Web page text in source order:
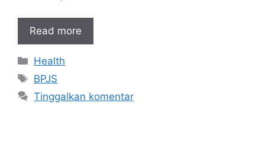
Read more
Kategori
Health
Tag
BPJS
Tinggalkan komentar